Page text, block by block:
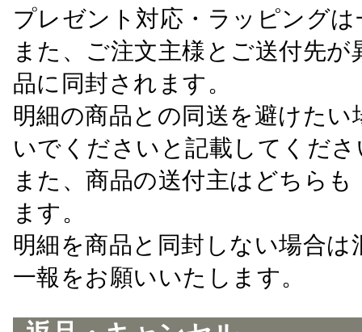
プレゼント対応・ラッピング
また、ご注文主様とご送付先
品に同封されます。
明細の商品との同送を避けた
いでくださいと記載してくださ
また、商品の送付主はどちら
ます。
明細を商品と同封しない場合
一報をお願いいたします。